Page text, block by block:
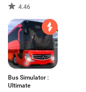
4.46
Bus Simulator :
Ultimate